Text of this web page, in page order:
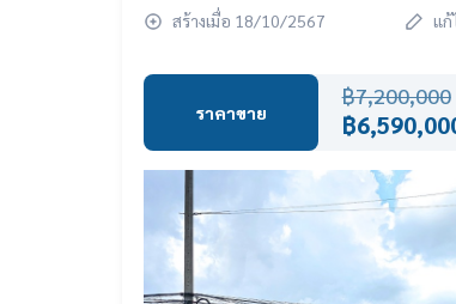
สร้างเมื่อ 18/10/2567 แ
ราคาขาย
฿7,200,000
฿